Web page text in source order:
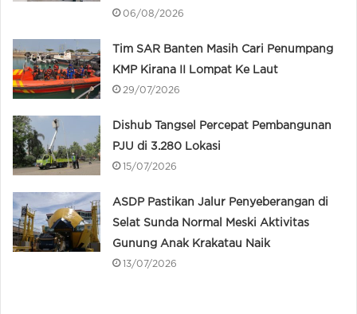
06/08/2026
Tim SAR Banten Masih Cari Penumpang
KMP Kirana II Lompat Ke Laut
29/07/2026
Dishub Tangsel Percepat Pembangunan
PJU di 3.280 Lokasi
15/07/2026
ASDP Pastikan Jalur Penyeberangan di
Selat Sunda Normal Meski Aktivitas
Gunung Anak Krakatau Naik
13/07/2026